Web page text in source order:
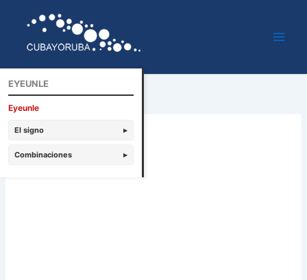
contenido
EYEUNLE
Eyeunle
El signo ▸
Combinaciones ▸